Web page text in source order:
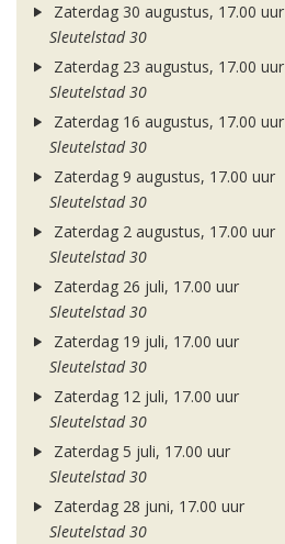
Zaterdag 30 augustus, 17.00 uur
Sleutelstad 30
Zaterdag 23 augustus, 17.00 uur
Sleutelstad 30
Zaterdag 16 augustus, 17.00 uur
Sleutelstad 30
Zaterdag 9 augustus, 17.00 uur
Sleutelstad 30
Zaterdag 2 augustus, 17.00 uur
Sleutelstad 30
Zaterdag 26 juli, 17.00 uur
Sleutelstad 30
Zaterdag 19 juli, 17.00 uur
Sleutelstad 30
Zaterdag 12 juli, 17.00 uur
Sleutelstad 30
Zaterdag 5 juli, 17.00 uur
Sleutelstad 30
Zaterdag 28 juni, 17.00 uur
Sleutelstad 30